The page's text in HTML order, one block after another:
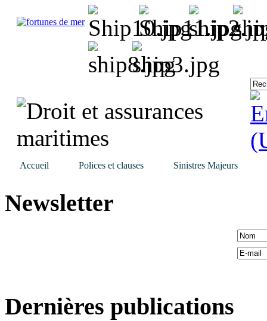
Accueil Polices et clauses Sinistres Majeurs
Newsletter
Dernières publications